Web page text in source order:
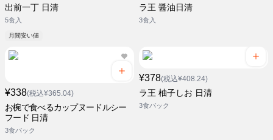
出前一丁 日清
5食入
月間安い値
ラ王 醤油日清
3食入
¥338(税込¥365.04)
お椀で食べるカップヌードルシー
フード 日清
3食パック
¥378(税込¥408.24)
ラ王 柚子しお 日清
3食パック